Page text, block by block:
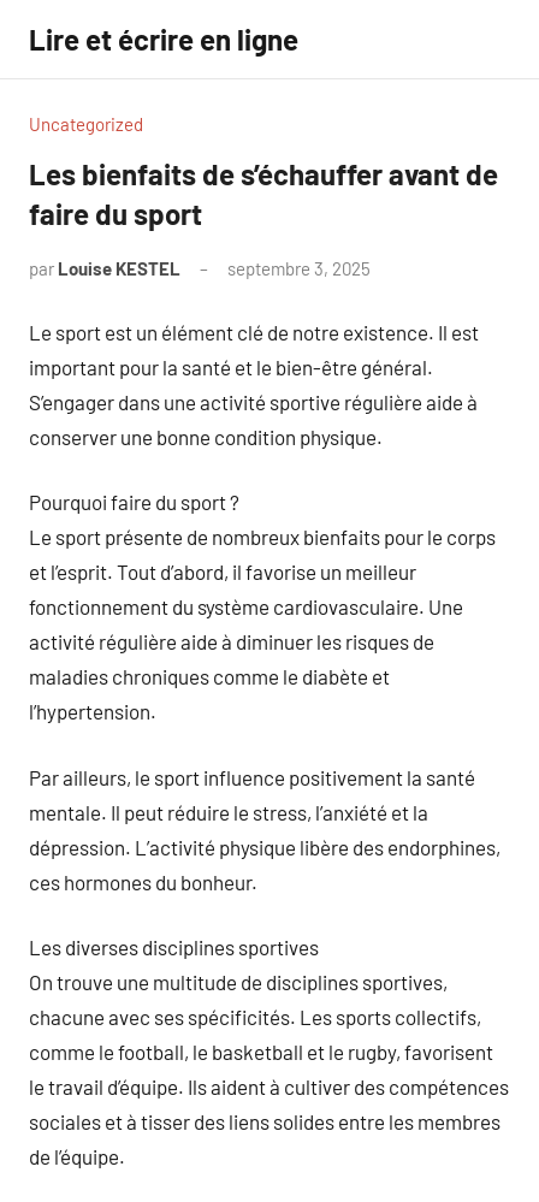
contenu
Lire et écrire en ligne
Uncategorized
Les bienfaits de s’échauffer avant de
faire du sport
par Louise KESTEL septembre 3, 2025
Le sport est un élément clé de notre existence. Il est
important pour la santé et le bien-être général.
S’engager dans une activité sportive régulière aide à
conserver une bonne condition physique.
Pourquoi faire du sport ?
Le sport présente de nombreux bienfaits pour le corps
et l’esprit. Tout d’abord, il favorise un meilleur
fonctionnement du système cardiovasculaire. Une
activité régulière aide à diminuer les risques de
maladies chroniques comme le diabète et
l’hypertension.
Par ailleurs, le sport influence positivement la santé
mentale. Il peut réduire le stress, l’anxiété et la
dépression. L’activité physique libère des endorphines,
ces hormones du bonheur.
Les diverses disciplines sportives
On trouve une multitude de disciplines sportives,
chacune avec ses spécificités. Les sports collectifs,
comme le football, le basketball et le rugby, favorisent
le travail d’équipe. Ils aident à cultiver des compétences
sociales et à tisser des liens solides entre les membres
de l’équipe.